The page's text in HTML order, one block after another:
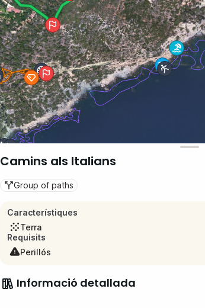
Camins als Italians
Group of paths
Característiques
Terra
Requisits
Perillós
Informació detallada